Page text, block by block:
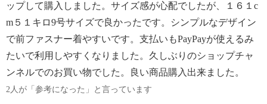
ップして購入しました。サイズ感が心配でしたが、１６１c
m５１キロ9号サイズで良かったです。シンプルなデザイン
で前ファスナー着やすいです。支払いもPayPayが使えるみ
たいで利用しやすくなりました。久しぶりのショップチャ
ンネルでのお買い物でした。良い商品購入出来ました。
2人が「参考になった」と言っています